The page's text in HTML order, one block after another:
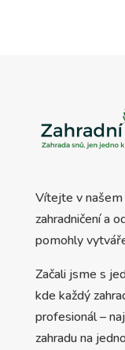
Vítejte v našem
zahradničení a
pomohly
Začali jsme s
kde každý
profesionál –
zahradu na